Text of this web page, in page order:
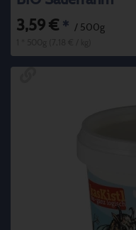
3,59 € * / 500g